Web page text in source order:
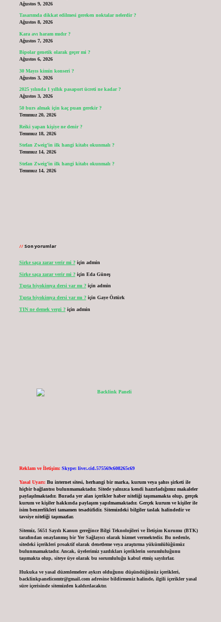
Ağustos 9, 2026
Tasarımda dikkat edilmesi gereken noktalar nelerdir ?
Ağustos 8, 2026
Kara avı haram mıdır ?
Ağustos 7, 2026
Bipolar genetik olarak geçer mi ?
Ağustos 6, 2026
30 Mayıs kimin konseri ?
Ağustos 3, 2026
2025 yılında 1 yıllık pasaport ücreti ne kadar ?
Ağustos 3, 2026
50 burs almak için kaç puan gerekir ?
Temmuz 20, 2026
Reiki yapan kişiye ne denir ?
Temmuz 18, 2026
Stefan Zweig’in ilk hangi kitabı okunmalı ?
Temmuz 14, 2026
Stefan Zweig’in ilk hangi kitabı okunmalı ?
Temmuz 14, 2026
Son yorumlar
Sirke saça zarar verir mi ?için admin
Sirke saça zarar verir mi ?için Eda Güneş
Tıpta biyokimya dersi var mı ?için admin
Tıpta biyokimya dersi var mı ?için Gaye Öztürk
TIN ne demek vergi ?için admin
Reklam ve İletişim: Skype: live:.cid.575569c608265c69
Yasal Uyarı: Bu internet sitesi, herhangi bir marka, kurum veya şahıs şirketi ile
hiçbir bağlantısı bulunmamaktadır. Sitede yalnızca kendi hazırladığımız makaleler
paylaşılmaktadır. Burada yer alan içerikler haber niteliği taşımamakta olup, gerçek
kurum ve kişiler hakkında paylaşım yapılmamaktadır. Gerçek kurum ve kişiler ile
isim benzerlikleri tamamen tesadüfidir. Sitemizdeki bilgiler taslak halindedir ve
tavsiye niteliği taşımazlar.
Sitemiz, 5651 Sayılı Kanun gereğince Bilgi Teknolojileri ve İletişim Kurumu (BTK)
tarafından onaylanmış bir Yer Sağlayıcı olarak hizmet vermektedir. Bu nedenle,
sitedeki içerikleri proaktif olarak denetleme veya araştırma yükümlülüğümüz
bulunmamaktadır. Ancak, üyelerimiz yazdıkları içeriklerin sorumluluğunu
taşımakta olup, siteye üye olarak bu sorumluluğu kabul etmiş sayılırlar.
Hukuka ve yasal düzenlemelere aykırı olduğunu düşündüğünüz içerikleri,
backlinkpanelicomtr@gmail.comadresine bildirmeniz halinde, ilgili içerikler yasal
süre içerisinde sitemizden kaldırılacaktır.